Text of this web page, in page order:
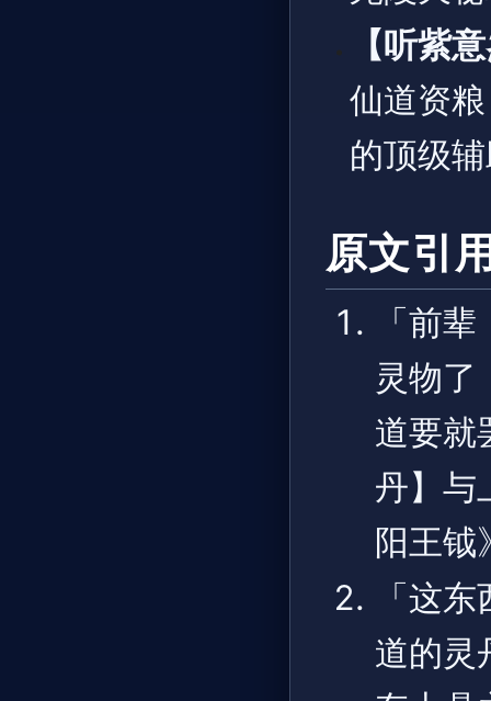
【听紫
仙道资
的顶级
原文引
「前
灵物了
道要就
丹】
阳王钺
「这
道的灵